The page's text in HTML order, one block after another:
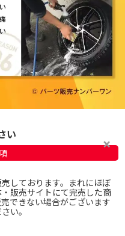
い
しております。まれにほぼ
販売サイトにて完売した商
できない場合がございます
い。